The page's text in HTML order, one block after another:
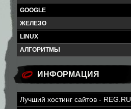
GOOGLE
ЖЕЛЕЗО
LINUX
АЛГОРИТМЫ
ИНФОРМАЦИЯ
Лучший хостинг сайтов - REG.RU